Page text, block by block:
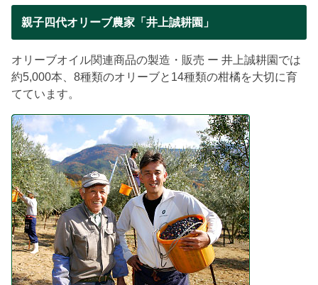
親子四代オリーブ農家「井上誠耕園」
オリーブオイル関連商品の製造・販売 ー 井上誠耕園では
約5,000本、8種類のオリーブと14種類の柑橘を大切に育
てています。